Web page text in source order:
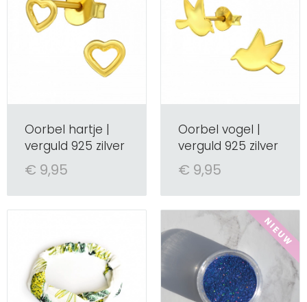
Oorbel hartje |
verguld 925 zilver
€ 9,95
Oorbel vogel |
verguld 925 zilver
€ 9,95